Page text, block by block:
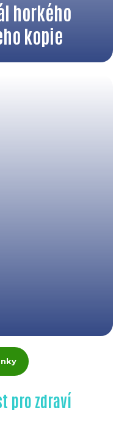
horkého
kopie
pro zdraví